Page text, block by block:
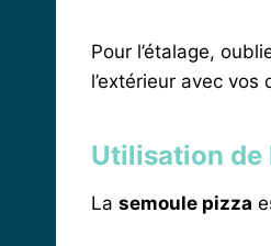
Pour l’étalage,
l’extérieur avec
Utilisation de
La semoule pizza